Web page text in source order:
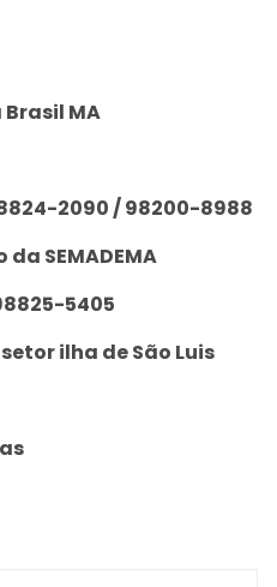
MA
2090 / 98200-8988
SEMADEMA
5405
ilha de São Luis